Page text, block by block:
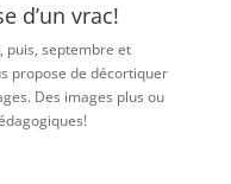
d’un vrac!
puis, septembre et
propose de décortiquer
Des images plus ou